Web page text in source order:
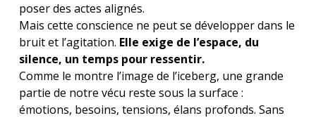
poser des actes alignés.
Mais cette conscience ne peut se développer dans le
bruit et l’agitation. Elle exige de l’espace, du
silence, un temps pour ressentir.
Comme le montre l’image de l’iceberg, une grande
partie de notre vécu reste sous la surface :
émotions, besoins, tensions, élans profonds. Sans